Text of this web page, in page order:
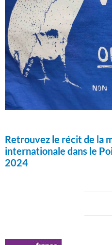
Retrouvez le récit de la
internationale dans le
2024